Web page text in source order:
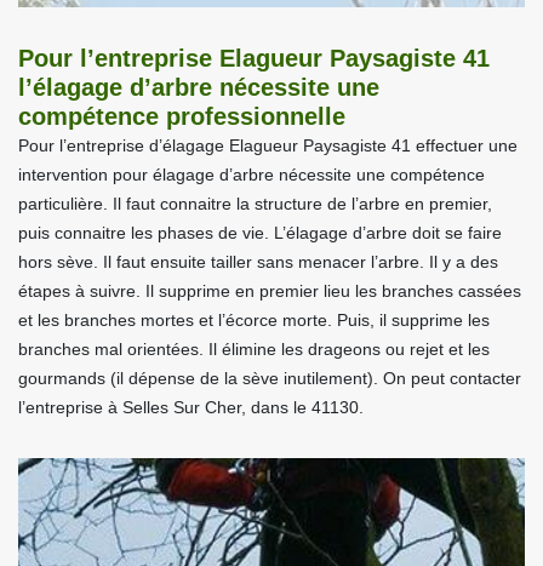
Pour l’entreprise Elagueur Paysagiste 41
l’élagage d’arbre nécessite une
compétence professionnelle
Pour l’entreprise d’élagage Elagueur Paysagiste 41 effectuer une
intervention pour élagage d’arbre nécessite une compétence
particulière. Il faut connaitre la structure de l’arbre en premier,
puis connaitre les phases de vie. L’élagage d’arbre doit se faire
hors sève. Il faut ensuite tailler sans menacer l’arbre. Il y a des
étapes à suivre. Il supprime en premier lieu les branches cassées
et les branches mortes et l’écorce morte. Puis, il supprime les
branches mal orientées. Il élimine les drageons ou rejet et les
gourmands (il dépense de la sève inutilement). On peut contacter
l’entreprise à Selles Sur Cher, dans le 41130.